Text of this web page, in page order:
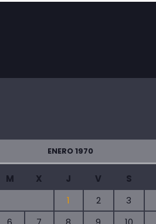
ENERO 1970
M X J V S
1
2 3